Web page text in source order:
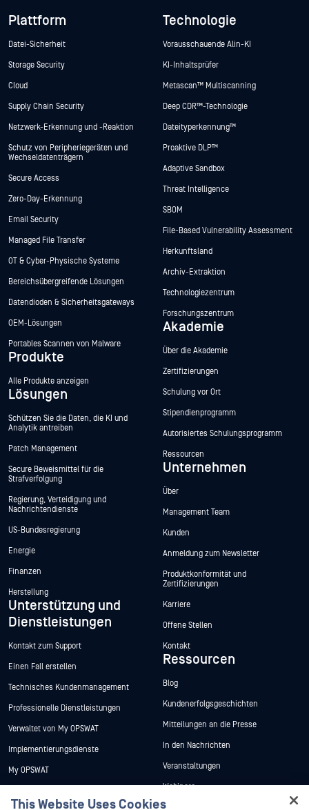
Plattform
Datei-Sicherheit
Storage Security
Cloud
Supply Chain Security
Netzwerk-Erkennung und -Reaktion
Schutz von Peripheriegeräten und
Wechseldatenträgern
Secure Access
Zero-Day-Erkennung
Email Security
Managed File Transfer
OT & Cyber-Physische Systeme
Bereichsübergreifende Lösungen
Datendioden & Sicherheitsgateways
OEM-Lösungen
Portables Scannen von Malware
Produkte
Alle Produkte anzeigen
Lösungen
Schützen Sie die Daten, die KI und
Analytik antreiben
Patch Management
Secure Beweismittel für die
Strafverfolgung
Regierung, Verteidigung und
Nachrichtendienste
US-Bundesregierung
Energie
Finanzen
Herstellung
Unterstützung und
Dienstleistungen
Kontakt zum Support
Einen Fall erstellen
Technisches Kundenmanagement
Professionelle Dienstleistungen
Verwaltet von My OPSWAT
Implementierungsdienste
My OPSWAT
Technologie
Vorausschauende Alin-KI
KI-Inhaltsprüfer
Metascan™ Multiscanning
Deep CDR™-Technologie
Dateityperkennung™
Proaktive DLP™
Adaptive Sandbox
Threat Intelligence
SBOM
File-Based Vulnerability Assessment
Herkunftsland
Archiv-Extraktion
Technologiezentrum
Forschungszentrum
Akademie
Über die Akademie
Zertifizierungen
Schulung vor Ort
Stipendienprogramm
Autorisiertes Schulungsprogramm
Ressourcen
Unternehmen
Über
Management Team
Kunden
Anmeldung zum Newsletter
Produktkonformität und
Zertifizierungen
Karriere
Offene Stellen
Kontakt
Ressourcen
Blog
Kundenerfolgsgeschichten
Mitteilungen an die Presse
In den Nachrichten
Veranstaltungen
Webinare
Datenblätter
This Website Uses Cookies